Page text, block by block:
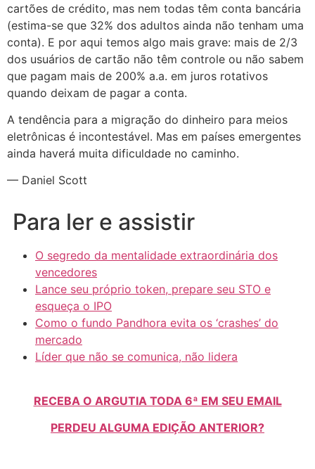
cartões de crédito, mas nem todas têm conta bancária
(estima-se que 32% dos adultos ainda não tenham uma
conta). E por aqui temos algo mais grave: mais de 2/3
dos usuários de cartão não têm controle ou não sabem
que pagam mais de 200% a.a. em juros rotativos
quando deixam de pagar a conta.
A tendência para a migração do dinheiro para meios
eletrônicas é incontestável. Mas em países emergentes
ainda haverá muita dificuldade no caminho.
— Daniel Scott
Para ler e assistir
O segredo da mentalidade extraordinária dos
vencedores
Lance seu próprio token, prepare seu STO e
esqueça o IPO
Como o fundo Pandhora evita os ‘crashes’ do
mercado
Líder que não se comunica, não lidera
RECEBA O ARGUTIA TODA 6ª EM SEU EMAIL
PERDEU ALGUMA EDIÇÃO ANTERIOR?